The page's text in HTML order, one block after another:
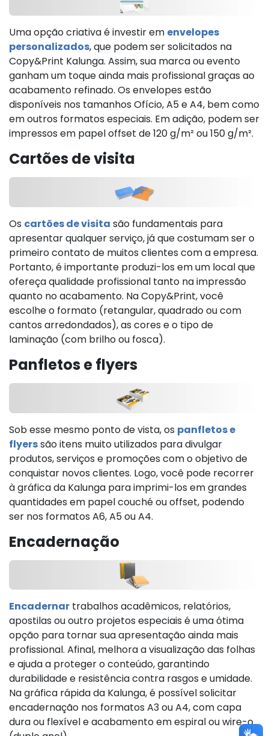
Uma opção criativa é investir em envelopes
personalizados, que podem ser solicitados na
Copy&Print Kalunga. Assim, sua marca ou evento
ganham um toque ainda mais profissional graças ao
acabamento refinado. Os envelopes estão
disponíveis nos tamanhos Ofício, A5 e A4, bem como
em outros formatos especiais. Em adição, podem ser
impressos em papel offset de 120 g/m² ou 150 g/m².
Cartões de visita
Os cartões de visita são fundamentais para
apresentar qualquer serviço, já que costumam ser o
primeiro contato de muitos clientes com a empresa.
Portanto, é importante produzi-los em um local que
ofereça qualidade profissional tanto na impressão
quanto no acabamento. Na Copy&Print, você
escolhe o formato (retangular, quadrado ou com
cantos arredondados), as cores e o tipo de
laminação (com brilho ou fosca).
Panfletos e flyers
Sob esse mesmo ponto de vista, os panfletos e
flyerssão itens muito utilizados para divulgar
produtos, serviços e promoções com o objetivo de
conquistar novos clientes. Logo, você pode recorrer
à gráfica da Kalunga para imprimi-los em grandes
quantidades em papel couché ou offset, podendo
ser nos formatos A6, A5 ou A4.
Encadernação
Encadernar trabalhos acadêmicos, relatórios,
apostilas ou outro projetos especiais é uma ótima
opção para tornar sua apresentação ainda mais
profissional. Afinal, melhora a visualização das folhas
e ajuda a proteger o conteúdo, garantindo
durabilidade e resistência contra rasgos e umidade.
Na gráfica rápida da Kalunga, é possível solicitar
encadernação nos formatos A3 ou A4, com capa
dura ou flexível e acabamento em espiral ou wire-o